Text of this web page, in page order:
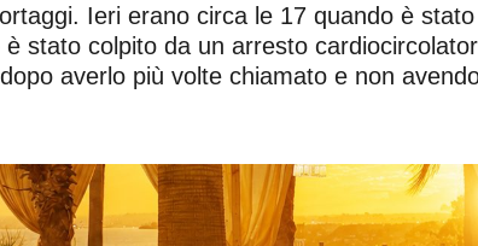
Ieri erano circa le 17 quando è
stato colpito da un arresto
averlo più volte chiamato e non